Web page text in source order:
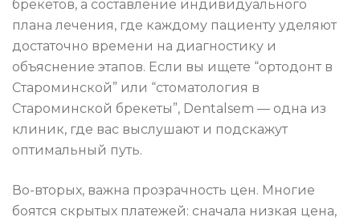
брекетов, а составление индивидуального
плана лечения, где каждому пациенту уделяют
достаточно времени на диагностику и
объяснение этапов. Если вы ищете “ортодонт в
Староминской” или “стоматология в
Староминской брекеты”, Dentalsem — одна из
клиник, где вас выслушают и подскажут
оптимальный путь.
Во-вторых, важна прозрачность цен. Многие
боятся скрытых платежей: сначала низкая цена,